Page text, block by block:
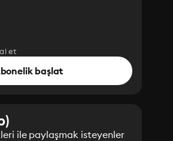
et
başlat
ile paylaşmak isteyenler